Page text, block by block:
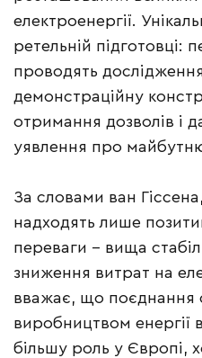
електроенергії.
ретельній
проводять
демонстраційну
отримання дозволів і
уявлення про
За словами ван
надходять лише
переваги – вища
зниження витрат на
вважає, що поєднання
виробництвом енергії
більшу роль у Європі,